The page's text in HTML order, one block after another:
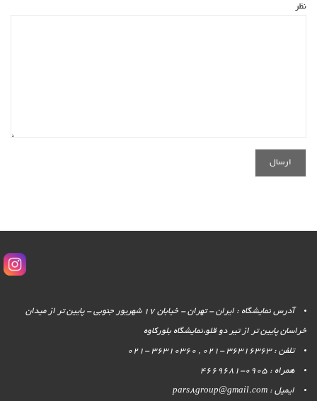
نظر
آدرس نمایشگاه : ایران - تهران - خیابان 17 شهریور جنوبی - پایین تر از میدان
خراسان پایین تر از تیر دو قلو،نمایشگاه بلورکاوه
تلفن : 36316363 -021 , 36310360 -021
همراه : 0905-4669681
ایمیل : pars8group@gmail.com